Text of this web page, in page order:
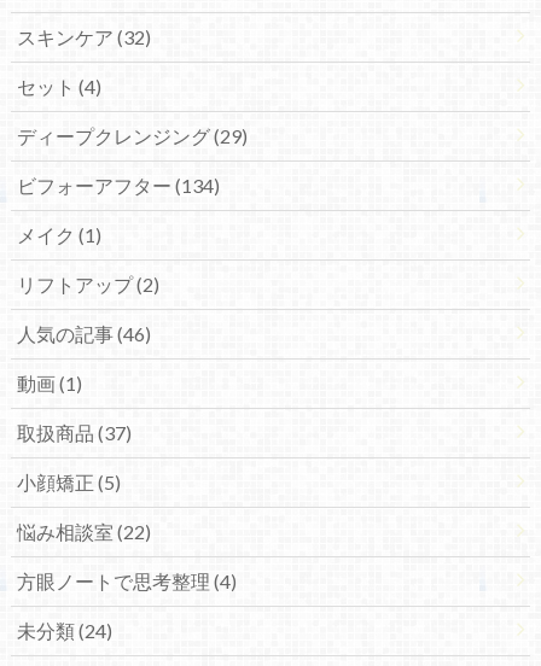
スキンケア (32)
セット (4)
ディープクレンジング (29)
ビフォーアフター (134)
メイク (1)
リフトアップ (2)
人気の記事 (46)
動画 (1)
取扱商品 (37)
小顔矯正 (5)
悩み相談室 (22)
方眼ノートで思考整理 (4)
未分類 (24)